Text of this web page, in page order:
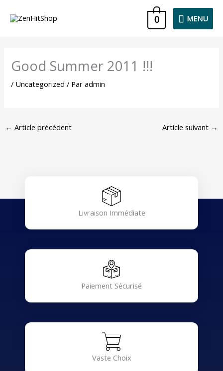
MENU
MENU
0
Good Summer 2011 !!!
/ Uncategorized / Paradmin
← Article précédent Article suivant →
Livraison Immédiate
Paiement Sécurisé
Vaste Choix